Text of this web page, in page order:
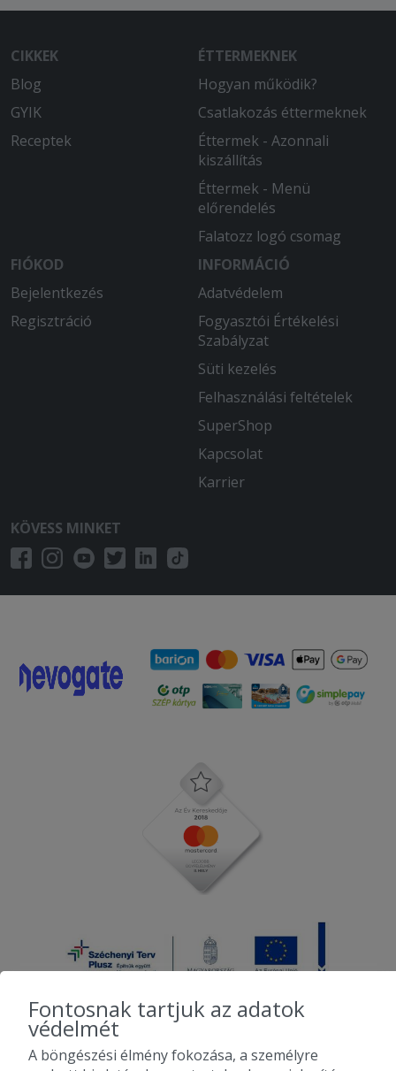
CIKKEK
Blog
GYIK
Receptek
ÉTTERMEKNEK
Hogyan működik?
Csatlakozás éttermeknek
Éttermek - Azonnali
kiszállítás
Éttermek - Menü
előrendelés
Falatozz logó csomag
FIÓKOD
Bejelentkezés
Regisztráció
INFORMÁCIÓ
Adatvédelem
Fogyasztói Értékelési
Szabályzat
Süti kezelés
Felhasználási feltételek
SuperShop
Kapcsolat
Karrier
KÖVESS MINKET
2010-2026 Copyright - Falatozz.hu - Diston-line Kft.
Fontosnak tartjuk az adatok
védelmét
A böngészési élmény fokozása, a személyre